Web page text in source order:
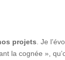
projets. Je
la cognée »,